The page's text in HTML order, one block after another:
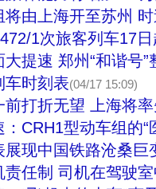
将由上海开至苏州
1次旅客列车17
提速 郑州“和谐号”
车时刻表(04/17 15:09)
前打折无望 上海将
CRH1型动车组的“
现中国铁路沧桑巨
责任制 司机在驾驶